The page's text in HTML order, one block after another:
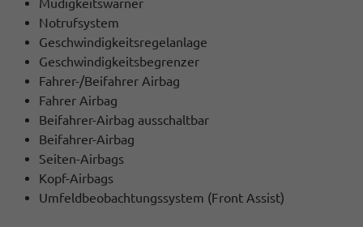
Müdigkeitswarner
Notrufsystem
Geschwindigkeitsregelanlage
Geschwindigkeitsbegrenzer
Fahrer-/Beifahrer Airbag
Fahrer Airbag
Beifahrer-Airbag ausschaltbar
Beifahrer-Airbag
Seiten-Airbags
Kopf-Airbags
Umfeldbeobachtungssystem (Front Assist)